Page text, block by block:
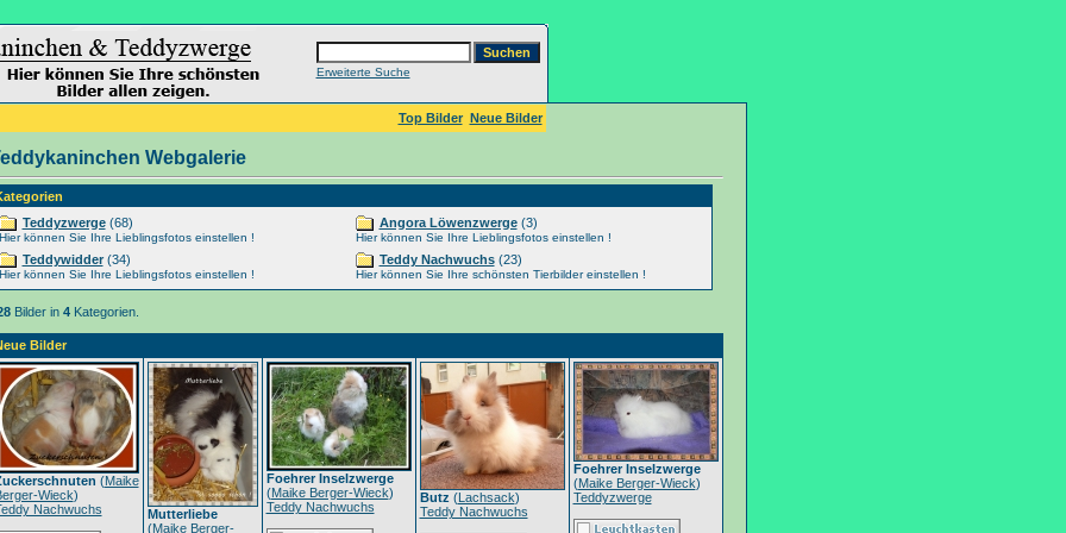
Erweiterte Suche
Top Bilder Neue Bilder
Webgalerie
Teddyzwerge(68)
können Sie Ihre Lieblingsfotos einstellen !
Teddywidder(34)
können Sie Ihre Lieblingsfotos einstellen !
Angora Löwenzwerge(3)
Hier können Sie Ihre Lieblingsfotos einstellen !
Teddy Nachwuchs(23)
Hier können Sie Ihre schönsten Tierbilder einstellen !
Bilder in 4Kategorien.
Bilder
(Maike
Wieck)
Nachwuchs
Mutterliebe
(Maike Berger-
Foehrer Inselzwerge
(Maike Berger-Wieck)
Teddy Nachwuchs
Butz (Lachsack)
Teddy Nachwuchs
Foehrer Inselzwerge
(Maike Berger-Wieck)
Teddyzwerge